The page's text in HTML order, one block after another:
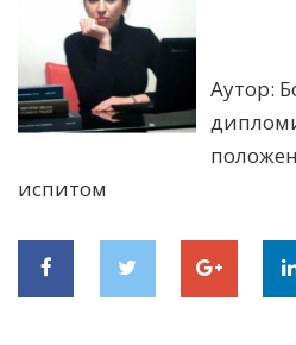
Аутор:
испитом